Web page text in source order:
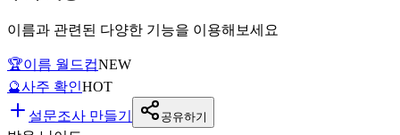
이름과 관련된 다양한 기능을 이용해보세요
🏆이름 월드컵NEW
🔮사주 확인HOT
설문조사 만들기
공유하기